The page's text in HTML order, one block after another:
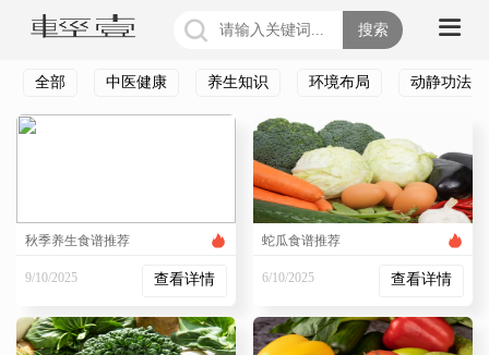
搜索
全部 中医健康 养生知识 环境布局 动静功法
秋季养生食谱推荐
9/10/2025
查看详情
蛇瓜食谱推荐
6/10/2025
查看详情